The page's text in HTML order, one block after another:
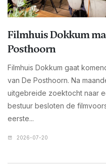
Filmhuis Dokkum
Posthoorn
Filmhuis Dokkum gaat
van De Posthoorn. Na
uitgebreide zoektocht naar
bestuur besloten de
eerste...
2026-07-20